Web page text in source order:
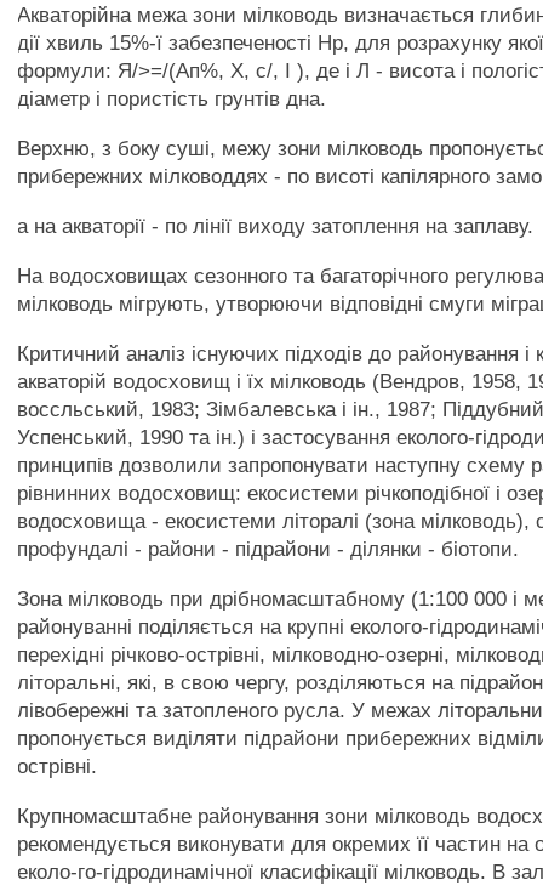
Акваторійна межа зони мілководь визначається
дії хвиль 15%-ї забезпеченості Нр, для розрахунку
формули: Я/>=/(Ап%, X, с/, І ), де і Л - висота і
діаметр і пористість грунтів дна.
Верхню, з боку суші, межу зони мілководь
прибережних мілководдях - по висоті капілярного
а на акваторії - по лінії виходу затоплення на заплаву.
На водосховищах сезонного та багаторічного
мілководь мігрують, утворюючи відповідні смуги
Критичний аналіз існуючих підходів до районування і
акваторій водосховищ і їх мілководь (Вендров, 1958,
воссльський, 1983; Зімбалевська і ін., 1987;
Успенський, 1990 та ін.) і застосування еколого-
принципів дозволили запропонувати наступну схему
рівнинних водосховищ: екосистеми річкоподібної і
водосховища - екосистеми літоралі (зона мілководь),
профундалі - райони - підрайони - ділянки - біотопи.
Зона мілководь при дрібномасштабному (1:100 000 і
районуванні поділяється на крупні еколого-
перехідні річково-острівні, мілководно-озерні,
літоральні, які, в свою чергу, розділяються на
лівобережні та затопленого русла. У межах
пропонується виділяти підрайони прибережних
острівні.
Крупномасштабне районування зони мілководь
рекомендується виконувати для окремих її частин на
еколо-го-гідродинамічної класифікації мілководь. В